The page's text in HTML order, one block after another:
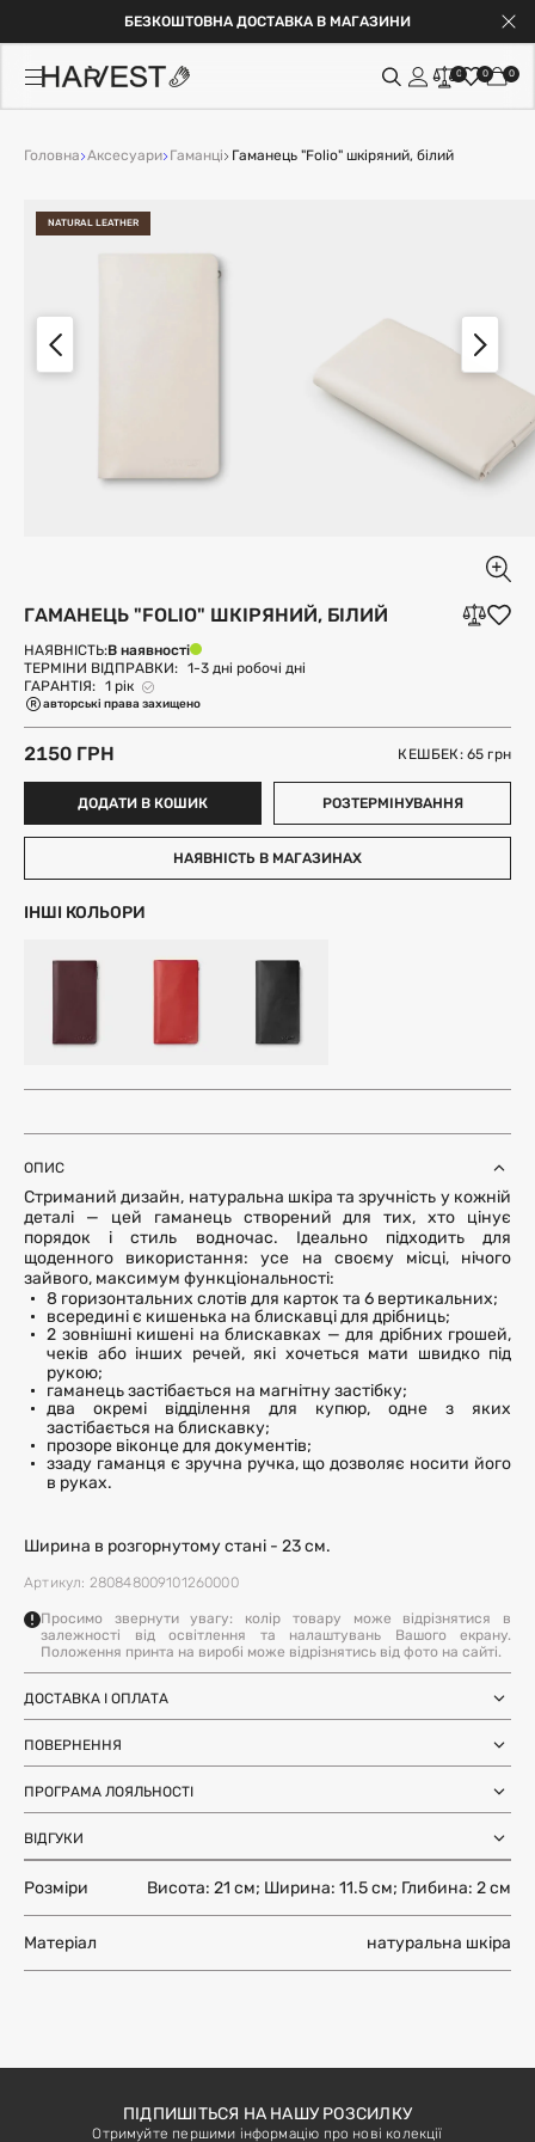
БЕЗКОШТОВНА ДОСТАВКА В МАГАЗИНИ
0 0 0
Головна Аксесуари Гаманці Гаманець "Folio" шкіряний, білий
NATURAL LEATHER
ГАМАНЕЦЬ "FOLIO" ШКІРЯНИЙ, БІЛИЙ
НАЯВНІСТЬ:В наявності
ТЕРМІНИ ВІДПРАВКИ: 1-3 дні робочі дні
ГАРАНТІЯ: 1 рік
авторські права захищено
2150 ГРН КЕШБЕК: 65грн
ДОДАТИ В КОШИК РОЗТЕРМІНУВАННЯ
НАЯВНІСТЬ В МАГАЗИНАХ
Розміри Висота: 21 см; Ширина: 11.5 см; Глибина: 2 см
Матеріал натуральна шкіра
ІНШІ КОЛЬОРИ
ОПИС
Стриманий дизайн, натуральна шкіра та зручність у кожній
деталі — цей гаманець створений для тих, хто цінує
порядок і стиль водночас. Ідеально підходить для
щоденного використання: усе на своєму місці, нічого
зайвого, максимум функціональності:
8 горизонтальних слотів для карток та 6 вертикальних;
всередині є кишенька на блискавці для дрібниць;
2 зовнішні кишені на блискавках — для дрібних грошей,
чеків або інших речей, які хочеться мати швидко під
рукою;
гаманець застібається на магнітну застібку;
два окремі відділення для купюр, одне з яких
застібається на блискавку;
прозоре віконце для документів;
ззаду гаманця є зручна ручка, що дозволяє носити його
в руках.
Ширина в розгорнутому стані - 23 см.
Артикул: 280848009101260000
Просимо звернути увагу: колір товару може відрізнятися в
залежності від освітлення та налаштувань Вашого екрану.
Положення принта на виробі може відрізнятись від фото на сайті.
ДОСТАВКА І ОПЛАТА
Україні) 1-3 дні
Самовивіз з магазинів Harvest після SMS-підтвердження про
Міжнародна доставка Нова Пошта
Global
терміни уточнюйте для вашої
країни
Доставка день в день по Києву (за
умови наявності на складі у Києві)
12 годин (наявність перевіряйте в
картці товару)
Більше інформації
ПОВЕРНЕННЯ
Ми залишили можливість повернення та обміну, щоб ви
почувались впевнено під час покупки. Ви можете
повернути або обміняти товар протягом 14 днів після
отримання замовлення.
Більше інформації
ПРОГРАМА ЛОЯЛЬНОСТІ
Отримуйте бонуси з кожного замовлення та
використовуйте їх для наступних покупок. Авторизуйтесь
на сайті, щоб накопичувати та списувати бонуси.
Більше інформації
ВІДГУКИ
ЗАЛИШИТИ ВІДГУК
ПІДПИШІТЬСЯ НА НАШУ РОЗСИЛКУ
Отримуйте першими інформацію про нові колекції